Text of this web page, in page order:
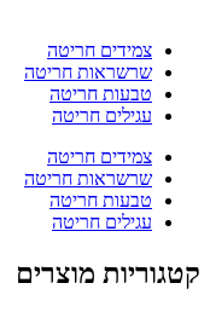
צמידים חריטה
שרשראות חריטה
טבעות חריטה
עגילים חריטה
צמידים חריטה
שרשראות חריטה
טבעות חריטה
עגילים חריטה
קטגוריות מוצרים